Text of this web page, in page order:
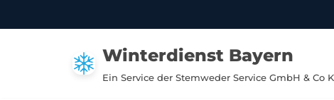
Winterdienst Bayern
Ein Service der Stemweder Service GmbH & Co